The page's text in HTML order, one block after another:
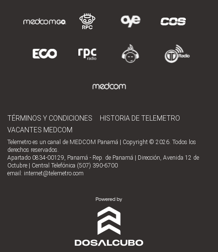
TÉRMINOS Y CONDICIONES
HISTORIA DE TELEMETRO
VACANTES MEDCOM
Telemetro es un canal de MEDCOM Panamá | Copyright © 2026. Todos los
derechos reservados.
Apartado 0834-00129, Panamá - Rep. de Panamá | Dirección, Avenida 12 de
Octubre | Central Telefónica (507) 390-6700
email: internet@telemetro.com